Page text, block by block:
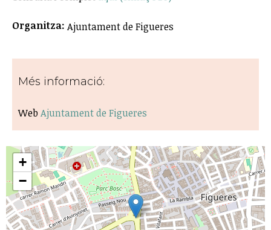
Organitza: Ajuntament de Figueres
Més informació:
WebAjuntament de Figueres
+
−